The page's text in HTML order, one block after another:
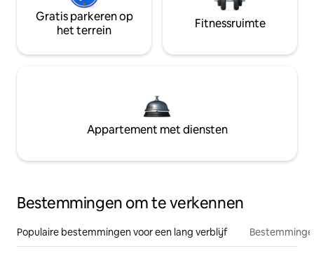
Gratis parkeren op
het terrein
Fitnessruimte
Appartement met diensten
Bestemmingen om te verkennen
Populaire bestemmingen voor een lang verblijf